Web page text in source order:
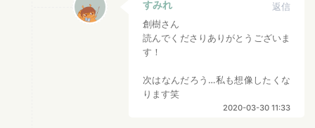
すみれ
返信
創樹さん
読んでくださりありがとうございま
す！
次はなんだろう…私も想像したくな
ります笑
2020-03-30 11:33